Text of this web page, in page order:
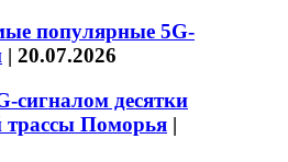
популярные 5G-
| 20.07.2026
сигналом десятки
трассы Поморья |